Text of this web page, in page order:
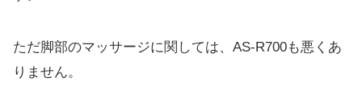
ただ脚部のマッサージに関しては、AS-R700も悪くあ
りません。